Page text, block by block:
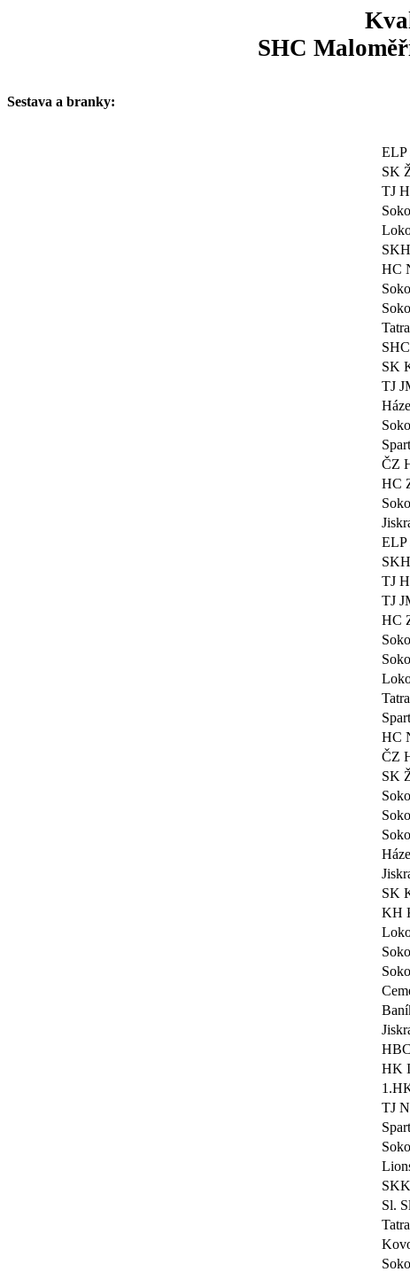
SHC
Sestava a branky:
ELP
SK
TJ
HC
SK
TJ
ČZ
HC
ELP
TJ
TJ
HC
HC
ČZ
SK
SK
KH
HK
TJ
Sl.